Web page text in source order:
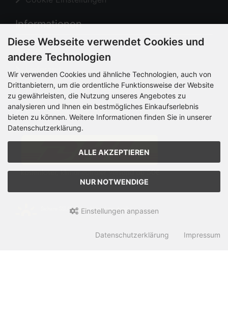
Informationen
Sitemap
Lieferzeit
Hinweise zur Batterieentsorgung
Changlelog zum Shop
Diese Webseite verwendet Cookies und
andere Technologien
Wir verwenden Cookies und ähnliche Technologien, auch von
Drittanbietern, um die ordentliche Funktionsweise der Website
zu gewährleisten, die Nutzung unseres Angebotes zu
analysieren und Ihnen ein bestmögliches Einkaufserlebnis
bieten zu können. Weitere Informationen finden Sie in unserer
Datenschutzerklärung.
ALLE AKZEPTIEREN
NUR NOTWENDIGE
Einstellungen anpassen
Datenschutzerklärung Impressum